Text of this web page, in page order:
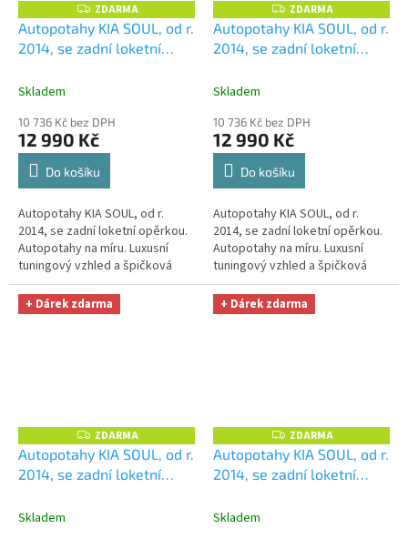
Z
D
A
R
ZDARMA
Autopotahy KIA SOUL, od r.
2014, se zadní loketní
LEATHER, béžovočerné
úklid Smart Microfiber
zdarma v hodnotě 329,-Kč
Skladem
10 736 Kč bez DPH
12 990 Kč
Do košíku
Autopotahy KIA SOUL, od r.
2014, se zadní loketní opěrkou.
Autopotahy na míru. Luxusní
tuningový vzhled a špičková
ochrana čalounění. Profesionální
čalounické zpracování....
Z
D
A
R
ZDARMA
Autopotahy KIA SOUL, od r.
2014, se zadní loketní
LEATHER, černé
úklid Smart Microfiber
zdarma v hodnotě 329,-Kč
Skladem
10 736 Kč bez DPH
12 990 Kč
Do košíku
Autopotahy KIA SOUL, od r.
2014, se zadní loketní opěrkou.
Autopotahy na míru. Luxusní
tuningový vzhled a špičková
ochrana čalounění. Profesionální
čalounické zpracování....
+ Dárek zdarma
Z
D
A
R
ZDARMA
Autopotahy KIA SOUL, od r.
2014, se zadní loketní
LEATHER, černobéžové
Skladem
+ Dárek zdarma
Z
D
A
R
ZDARMA
Autopotahy KIA SOUL, od r.
2014, se zadní loketní
LEATHER, černobílé
Skladem